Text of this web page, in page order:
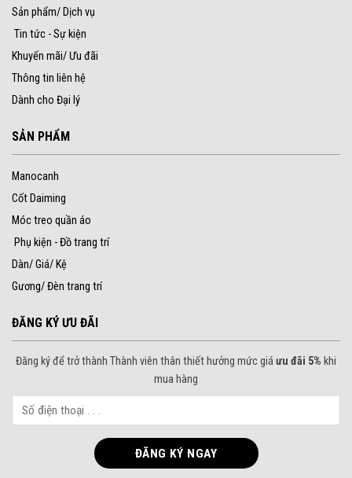
Sản phẩm/ Dịch vụ
Tin tức - Sự kiện
Khuyến mãi/ Ưu đãi
Thông tin liên hệ
Dành cho Đại lý
SẢN PHẨM
Manocanh
Cốt Daiming
Móc treo quần áo
Phụ kiện - Đồ trang trí
Dàn/ Giá/ Kệ
Gương/ Đèn trang trí
ĐĂNG KÝ ƯU ĐÃI
Đăng ký để trở thành Thành viên thân thiết hưởng mức giáưu đãi 5% khi
mua hàng